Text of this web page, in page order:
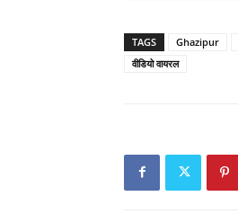
TAGS Ghazipur
वीडियो वायरल